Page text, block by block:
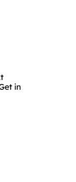
in